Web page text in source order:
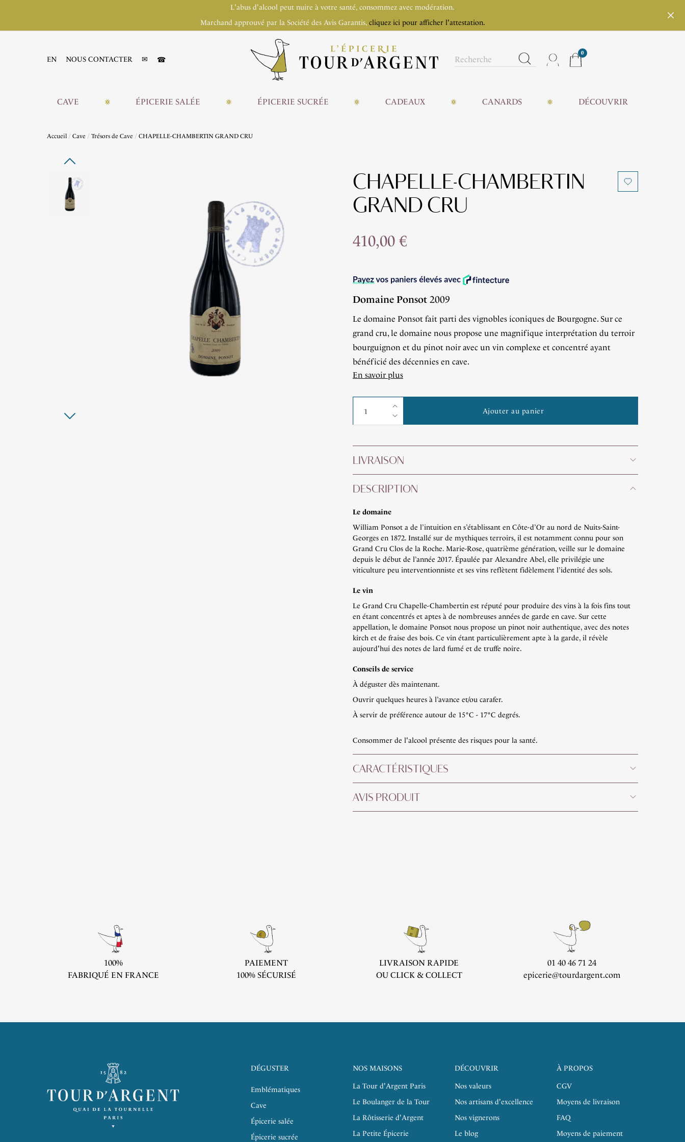
L'abus d'alcool peut nuire à votre santé, consommez avec modération.
Marchand approuvé par la Société des Avis Garantis, cliquez ici pour afficher l'attestation.
EN NOUS CONTACTER ✉ ☎
0
CAVE ÉPICERIE SALÉE ÉPICERIE SUCRÉE CADEAUX CANARDS DÉCOUVRIR
Accueil Cave Trésors de Cave CHAPELLE-CHAMBERTIN GRAND CRU
CHAPELLE-CHAMBERTIN
GRAND CRU
410,00 €
Domaine Ponsot 2009
Le domaine Ponsot fait parti des vignobles iconiques de Bourgogne. Sur ce
grand cru, le domaine nous propose une magnifique interprétation du terroir
bourguignon et du pinot noir avec un vin complexe et concentré ayant
bénéficié des décennies en cave.
En savoir plus
Ajouter au panier
LIVRAISON
DESCRIPTION
Le domaine
William Ponsot a de l’intuition en s’établissant en Côte-d’Or au nord de Nuits-Saint-
Georges en 1872. Installé sur de mythiques terroirs, il est notamment connu pour son
Grand Cru Clos de la Roche. Marie-Rose, quatrième génération, veille sur le domaine
depuis le début de l’année 2017. Épaulée par Alexandre Abel, elle privilégie une
viticulture peu interventionniste et ses vins reflètent fidèlement l’identité des sols.
Le vin
Le Grand Cru Chapelle-Chambertin est réputé pour produire des vins à la fois fins tout
en étant concentrés et aptes à de nombreuses années de garde en cave. Sur cette
appellation, le domaine Ponsot nous propose un pinot noir authentique, avec des notes
kirch et de fraise des bois. Ce vin étant particulièrement apte à la garde, il révèle
aujourd'hui des notes de lard fumé et de truffe noire.
Conseils de service
À déguster dès maintenant.
Ouvrir quelques heures à l’avance et/ou carafer.
À servir de préférence autour de 15°C - 17°C degrés.
Consommer de l'alcool présente des risques pour la santé.
CARACTÉRISTIQUES
AVIS PRODUIT
100%
FABRIQUÉ EN FRANCE
PAIEMENT
100% SÉCURISÉ
LIVRAISON RAPIDE
OU CLICK & COLLECT
01 40 46 71 24
epicerie@tourdargent.com
DÉGUSTER
Emblématiques
Cave
Épicerie salée
Épicerie sucrée
NOS MAISONS
La Tour d'Argent Paris
Le Boulanger de la Tour
La Rôtisserie d'Argent
La Petite Épicerie
DÉCOUVRIR
Nos valeurs
Nos artisans d'excellence
Nos vignerons
Le blog
À PROPOS
CGV
Moyens de livraison
FAQ
Moyens de paiement